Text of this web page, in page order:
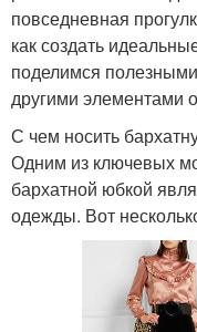
повседневная
как создать
поделимся
другими элементами
С чем носить
Одним из ключевых
бархатной юбкой
одежды. Вот